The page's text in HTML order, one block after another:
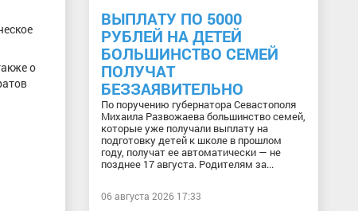
о
ВЫПЛАТУ ПО 5000
РУБЛЕЙ НА ДЕТЕЙ
БОЛЬШИНСТВО СЕМЕЙ
ПОЛУЧАТ
БЕЗЗАЯВИТЕЛЬНО
По поручению губернатора Севастополя
Михаила Развожаева большинство семей,
которые уже получали выплату на
подготовку детей к школе в прошлом
году, получат ее автоматически — не
позднее 17 августа. Родителям за...
06 августа 2026 17:33